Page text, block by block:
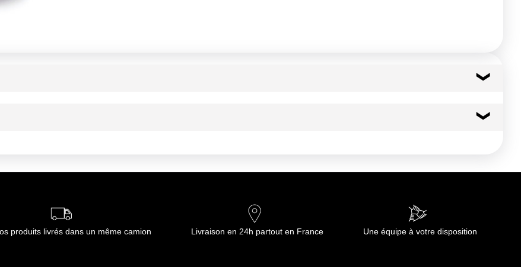
345 kj
0.06 g
produits livrés dans un même camion Livraison en 24h partout en France Une équipe à votre disposition